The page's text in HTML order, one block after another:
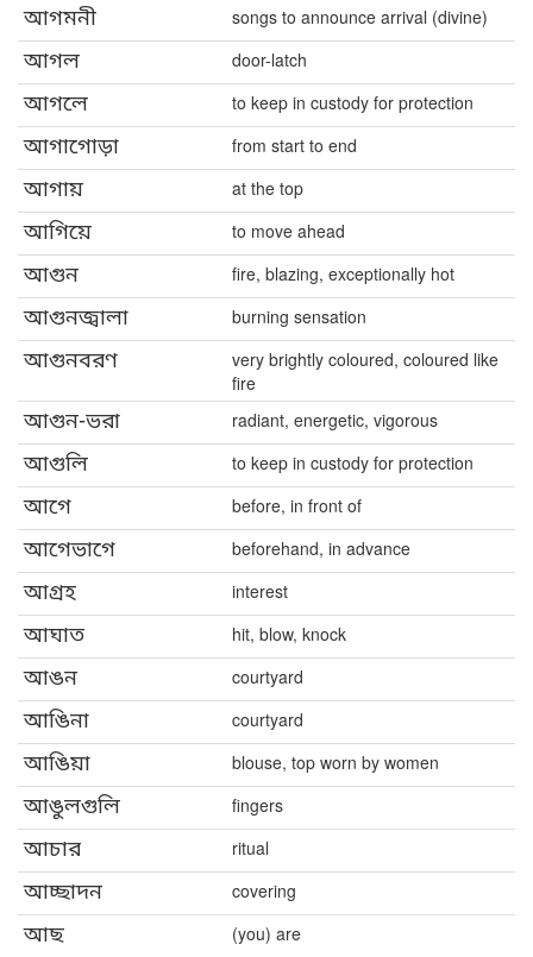
আগমনী songs to announce arrival (divine)
আগল door-latch
আগলে to keep in custody for protection
আগাগোড়া from start to end
আগায় at the top
আগিয়ে to move ahead
আগুন fire, blazing, exceptionally hot
আগুনজ্বালা burning sensation
আগুনবরণ
very brightly coloured, coloured like
fire
আগুন-ভরা radiant, energetic, vigorous
আগুলি to keep in custody for protection
আগে before, in front of
আগেভাগে beforehand, in advance
আগ্রহ interest
আঘাত hit, blow, knock
আঙন courtyard
আঙিনা courtyard
আঙিয়া blouse, top worn by women
আঙুলগুলি fingers
আচার ritual
আচ্ছাদন covering
আছ (you) are